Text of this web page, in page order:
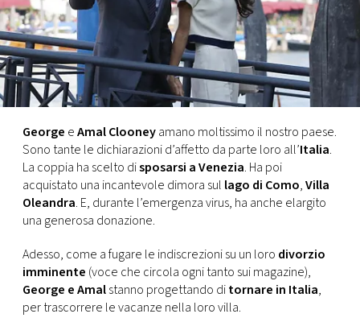
PRINCIPATO
DI
MONACO
CONSIGLIA
George eAmal Clooneyamano moltissimo il nostro paese.
Sono tante le dichiarazioni d’affetto da parte loro all’Italia.
La coppia ha scelto disposarsi a Venezia. Ha poi
acquistato una incantevole dimora sul lago di Como,Villa
Oleandra. E, durante l’emergenza virus, ha anche elargito
una generosa donazione.
Adesso, come a fugare le indiscrezioni su un loro divorzio
imminente (voce che circola ogni tanto sui magazine),
George e Amalstanno progettando ditornare in Italia,
per trascorrere le vacanze nella loro villa.